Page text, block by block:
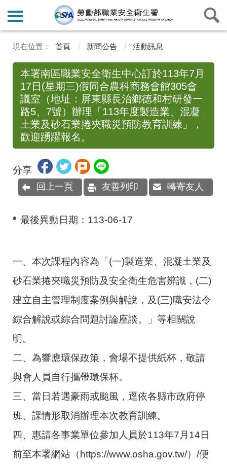
首頁 新聞公告 活動訊息
本署南區職業安全衛生中心訂於113年7月
17日(星期三)假同合農科商務會館305會
議室（地址：屏東縣長治鄉德和村研發一
路5、7號）辦理「113年度製造業、混凝
土業及砂石業捲夾職災預防教育訓練」，
歡迎踴躍報名。
分享
回上一頁 友善列印 轉寄友人
最後異動日期： 113-06-17
一、本次課程內容為「(一)製造業、混凝土業及
砂石業捲夾職災預防及安全衛生危害辨識，(二)
建立自主管理制度案例與解說，及(三)職安法令
綜合解說或綜合問題討論座談。」等相關說
明。
二、為響應環保政策，會場不提供紙杯，敬請
與會人員自行攜帶環保杯。
三、當日若遇豪雨或颱風，逕依各縣市政府停
班、課情形取消辦理本次教育訓練。
四、惠請各事業單位參加人員於113年7月14日
前至本署網站（https://www.osha.gov.tw/）/便